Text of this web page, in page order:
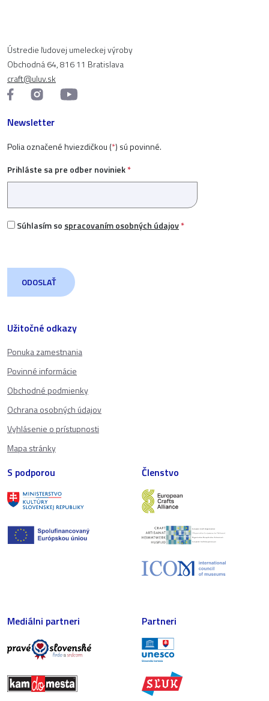
Užitočné odkazy
Ponuka zamestnania
Povinné informácie
Obchodné podmienky
Ochrana osobných údajov
Vyhlásenie o prístupnosti
Mapa stránky
Ústredie ľudovej umeleckej výroby
Obchodná 64, 816 11 Bratislava
craft@uluv.sk
Newsletter
Polia označené hviezdičkou (*) sú povinné.
Prihláste sa pre odber noviniek*
Súhlasím so spracovaním osobných údajov*
S podporou Členstvo
Mediálni partneri Partneri